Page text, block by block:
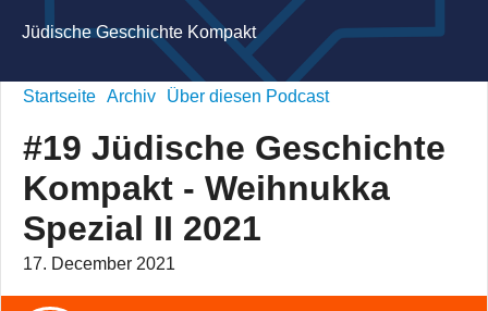
Jüdische Geschichte Kompakt
Startseite Archiv Über diesen Podcast
#19 Jüdische Geschichte
Kompakt - Weihnukka
Spezial II 2021
17. December 2021